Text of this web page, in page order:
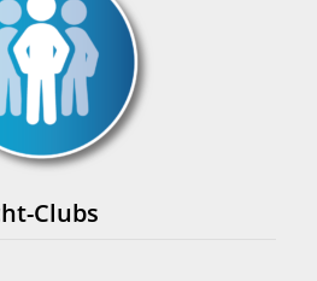
Clubs